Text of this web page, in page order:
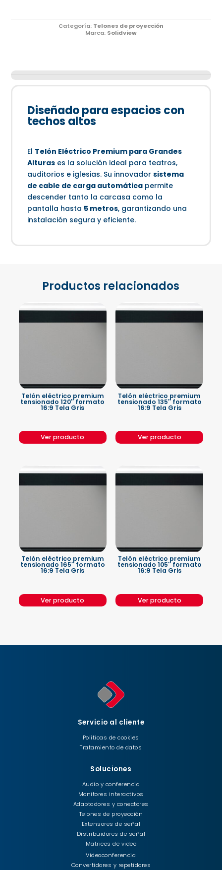
Categoría: Telones de proyección
Marca: Solidview
Diseñado para espacios con
techos altos
El Telón Eléctrico Premium para Grandes
Alturas es la solución ideal para teatros,
auditorios e iglesias. Su innovadorsistema
de cable de carga automática permite
descender tanto la carcasa como la
pantalla hasta 5 metros, garantizando una
instalación segura y eficiente.
Productos relacionados
Telón eléctrico premium
tensionado 120″ formato
16:9 Tela Gris
Ver producto
Telón eléctrico premium
tensionado 135″ formato
16:9 Tela Gris
Ver producto
Telón eléctrico premium
tensionado 165″ formato
16:9 Tela Gris
Ver producto
Telón eléctrico premium
tensionado 105″ formato
16:9 Tela Gris
Ver producto
Servicio al cliente
Políticas de cookies
Tratamiento de datos
Soluciones
Audio y conferencia
Monitores interactivos
Adaptadores y conectores
Telones de proyección
Extensores de señal
Distribuidores de señal
Matrices de video
Videoconferencia
Convertidores y repetidores